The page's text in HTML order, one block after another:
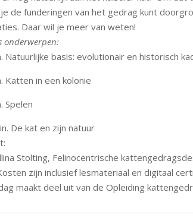
de funderingen van het gedrag kunt
Daar wil je meer van weten!
onderwerpen:
Natuurlijke basis: evolutionair en historisch
Katten in een kolonie
Spelen
De kat en zijn natuur
Stolting, Felinocentrische
zijn inclusief lesmateriaal en digitaal
maakt deel uit van de Opleiding